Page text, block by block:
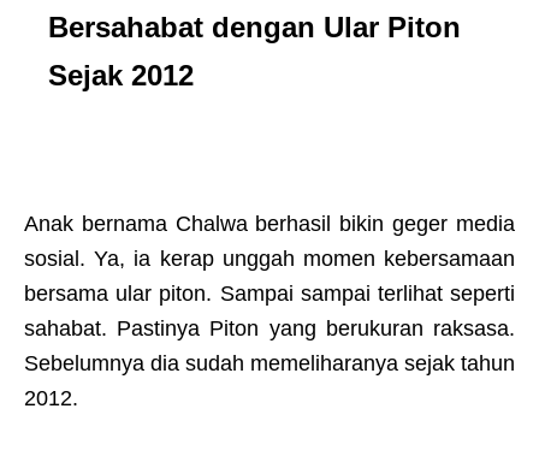
Bersahabat dengan Ular Piton
Sejak 2012
Anak bernama Chalwa berhasil bikin geger media
sosial. Ya, ia kerap unggah momen kebersamaan
bersama ular piton. Sampai sampai terlihat seperti
sahabat. Pastinya Piton yang berukuran raksasa.
Sebelumnya dia sudah memeliharanya sejak tahun
2012.